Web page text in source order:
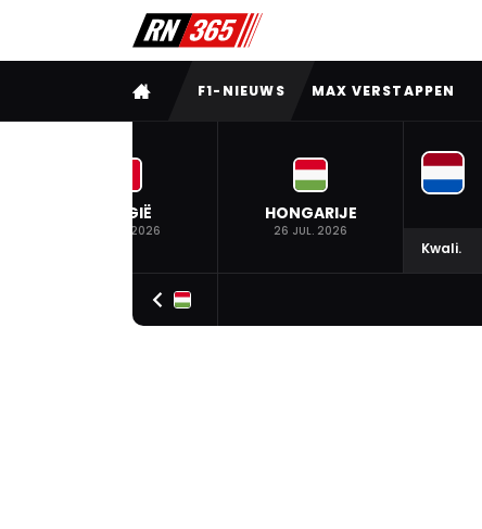
VOLLEDIG MENU
F1-NIEUWS MAX VERSTAPPEN
BELGIË
19 JUL. 2026
HONGARIJE
26 JUL. 2026
Kwali.